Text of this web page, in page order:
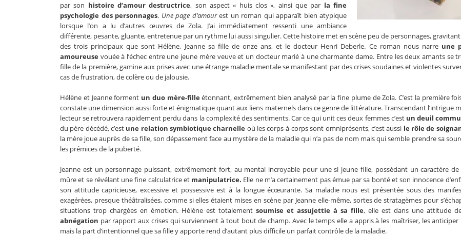
par son histoire d’amour destructrice, son aspect « huis clos », ainsi que par la fine
psychologie des personnages. Une page d’amourest un roman qui apparaît bien atypique
lorsque l’on a lu d’autres œuvres de Zola. J’ai immédiatement ressenti une ambiance
différente, pesante, gluante, entretenue par un rythme lui aussi singulier. Cette histoire met en scène peu de personnages,
des trois principaux que sont Hélène, Jeanne sa fille de onze ans, et le docteur Henri Deberle. Ce roman nous narre une
amoureuse vouée à l’échec entre une jeune mère veuve et un docteur marié à une charmante dame. Entre les deux amants se
fille de la première, gamine aux prises avec une étrange maladie mentale se manifestant par des crises soudaines et violentes
cas de frustration, de colère ou de jalousie.
Hélène et Jeanne forment un duo mère-filleétonnant, extrêmement bien analysé par la fine plume de Zola. C’est la première
constate une dimension aussi forte et énigmatique quant aux liens maternels dans ce genre de littérature. Transcendant l’intrigue
lecteur se retrouvera rapidement perdu dans la complexité des sentiments. Car ce qui unit ces deux femmes c’est un deuil
du père décédé, c’est une relation symbiotique charnelle où les corps-à-corps sont omniprésents, c’est aussi le rôle de
la mère joue auprès de sa fille, son dépassement face au mystère de la maladie qui n’a pas de nom mais qui semble prendre sa
les prémices de la puberté.
Jeanne est un personnage puissant, extrêmement fort, au mental incroyable pour une si jeune fille, possédant un caractère
mûre et se révélant une fine calculatrice et manipulatrice. Elle ne m’a certainement pas émue par sa bonté et son innocence
son attitude capricieuse, excessive et possessive est à la longue écœurante. Sa maladie nous est présentée sous des
exagérées, presque théâtralisées, comme si elles étaient mises en scène par Jeanne elle-même, sortes de stratagèmes pour
situations trop chargées en émotion. Hélène est totalement soumise et assujettie à sa fille, elle est dans une attitude
abnégation par rapport aux crises qui surviennent à tout bout de champ. Avec le temps elle a appris à les maîtriser, les anticiper
mais la part d’intentionnel que sa fille y apporte rend d’autant plus difficile un parfait contrôle de la maladie.